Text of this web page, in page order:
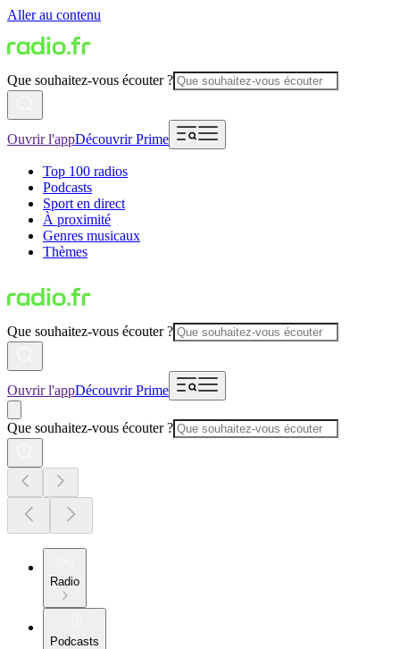
Aller au contenu
Que souhaitez-vous écouter ?
Ouvrir l'appDécouvrir Prime
Top 100 radios
Podcasts
Sport en direct
À proximité
Genres musicaux
Thèmes
Que souhaitez-vous écouter ?
Ouvrir l'appDécouvrir Prime
Que souhaitez-vous écouter ?
Radio
Podcasts